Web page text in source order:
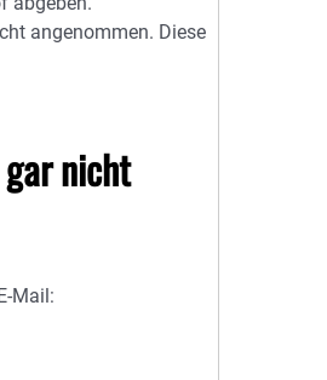
angenommen. Diese
nicht
Mail: